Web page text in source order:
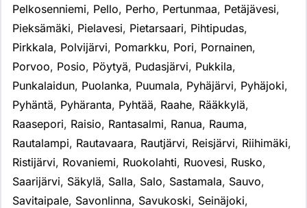
Pelkosenniemi, Pello, Perho, Pertunmaa, Petäjävesi,
Pieksämäki, Pielavesi, Pietarsaari, Pihtipudas,
Pirkkala, Polvijärvi, Pomarkku, Pori, Pornainen,
Porvoo, Posio, Pöytyä, Pudasjärvi, Pukkila,
Punkalaidun, Puolanka, Puumala, Pyhäjärvi, Pyhäjoki,
Pyhäntä, Pyhäranta, Pyhtää, Raahe, Rääkkylä,
Raasepori, Raisio, Rantasalmi, Ranua, Rauma,
Rautalampi, Rautavaara, Rautjärvi, Reisjärvi, Riihimäki,
Ristijärvi, Rovaniemi, Ruokolahti, Ruovesi, Rusko,
Saarijärvi, Säkylä, Salla, Salo, Sastamala, Sauvo,
Savitaipale, Savonlinna, Savukoski, Seinäjoki,